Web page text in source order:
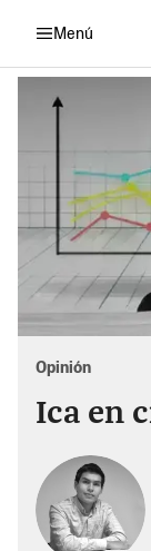
Menú
Opinión
Ica en